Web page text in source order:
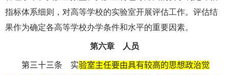
指标体系细则，对高等学校的实验室开展评估工作。评估结
果作为确定各高等学校办学条件和水平的重要因素。
第六章 人员
第三十三条 实验室主任要由具有较高的思想政治觉